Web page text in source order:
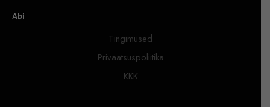
Abi
Tingimused
Privaatsuspoliitika
KKK